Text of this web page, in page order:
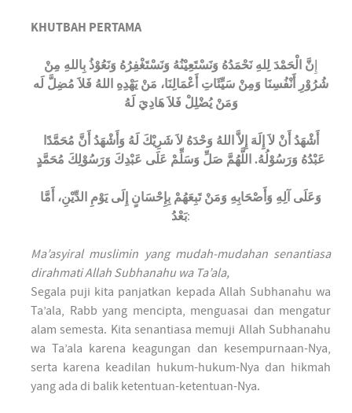
KHUTBAH PERTAMA
نَّ الْحَمْدَ لِلهِ نَحْمَدُهُ وَنَسْتَعِيْنُهُ وَنَسْتَغْفِرُهُ وَنَعُوْذُ بِاللهِ مِنْ
شُرُوْرِ أَنْفُسِنَا وَمِنْ سَيِّئَاتِ أَعْمَالِنَا، مَنْ يَهْدِهِ اللهُ فَلاَ مُضِلَّ لَه
وَمَنْ يُضْلِلْ فَلاَ هَادِيَ لَهُ
أَشْهَدُ أَنْ لاَ إِلَهَ إِلاَّ اللهُ وَحْدَهُ لاَ شَرِيْكَ لَهُ وَأَشْهَدُ أَنَّ مُحَمَّدًا
عَبْدُهُ وَرَسُوْلُهُ. اللَّهُمَّ صَلِّ وَسَلِّمْ عَلَى عَبْدِكَ وَرَسُوْلِكَ مُحَمَّدٍ
وَعَلَى آلِهِ وَأَصْحَابِهِ وَمَنْ تَبِعَهُمْ بِإِحْسَانٍ إِلَى يَوْمِ الدِّيْنِ، أَمَّا
بَعْدُ:
Ma’asyiral muslimin yang mudah-mudahan senantiasa
dirahmati Allah Subhanahu wa Ta’ala,
Segala puji kita panjatkan kepada Allah Subhanahu wa
Ta’ala, Rabb yang mencipta, menguasai dan mengatur
alam semesta. Kita senantiasa memuji Allah Subhanahu
wa Ta’ala karena keagungan dan kesempurnaan-Nya,
serta karena keadilan hukum-hukum-Nya dan hikmah
yang ada di balik ketentuan-ketentuan-Nya.